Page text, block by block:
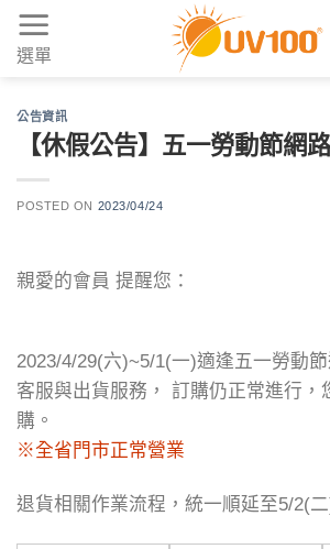
Skip
content
選單
公告資訊
【休假公告】五一勞動節網
POSTED ON 2023/04/24
親愛的會員 提醒您：
2023/4/29(六)~5/1(一)適逢五一勞動
客服與出貨服務， 訂購仍正常進行，
購。
※全省門市正常營業
退貨相關作業流程，統一順延至5/2(二